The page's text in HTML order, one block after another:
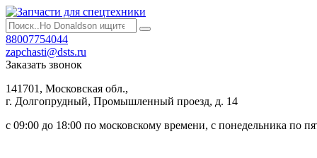
88007754044
zapchasti@dsts.ru
Заказать звонок
141701, Московская обл.,
г. Долгопрудный, Промышленный проезд, д. 14
с 09:00 до 18:00 по московскому времени, с понедельника по